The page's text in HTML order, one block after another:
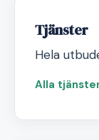
Tjänster
Hela
Alla